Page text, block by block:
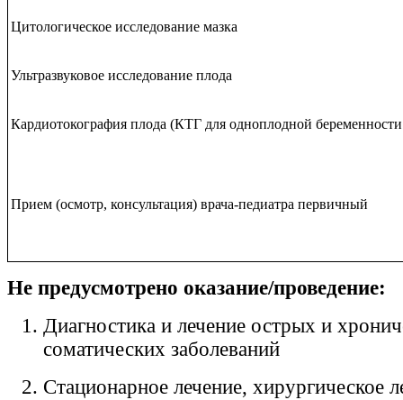
Цитологическое исследование мазка
Ультразвуковое исследование плода
Кардиотокография плода (КТГ для одноплодной
Прием (осмотр, консультация) врача-педиатра первичный
Не предусмотрено оказание/проведение:
Диагностика и лечение острых и
соматических заболеваний
Стационарное лечение, хирургическое